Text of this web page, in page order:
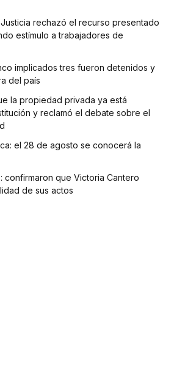
rechazó el recurso presentado
estímulo a trabajadores de
implicados tres fueron detenidos y
del país
la propiedad privada ya está
y reclamó el debate sobre el
el 28 de agosto se conocerá la
confirmaron que Victoria Cantero
de sus actos